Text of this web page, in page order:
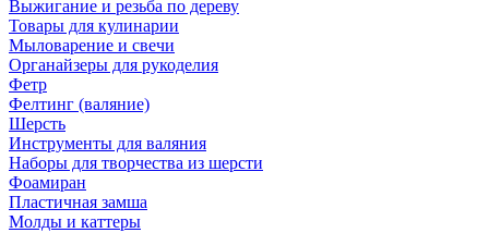
Выжигание и резьба по дереву
Товары для кулинарии
Мыловарение и свечи
Органайзеры для рукоделия
Фетр
Фелтинг (валяние)
Шерсть
Инструменты для валяния
Наборы для творчества из шерсти
Фоамиран
Пластичная замша
Молды и каттеры